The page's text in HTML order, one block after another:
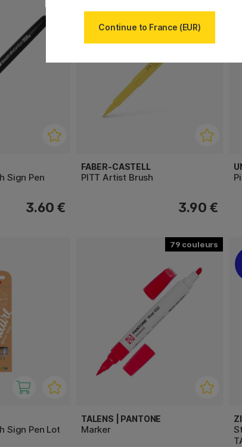
Sign Pen
3.60 €
FABER-CASTELL
PITT Artist Brush
3.90 €
Sign Pen Lot
79
TALENS | PANTONE
Marker
Continue to France (EUR)